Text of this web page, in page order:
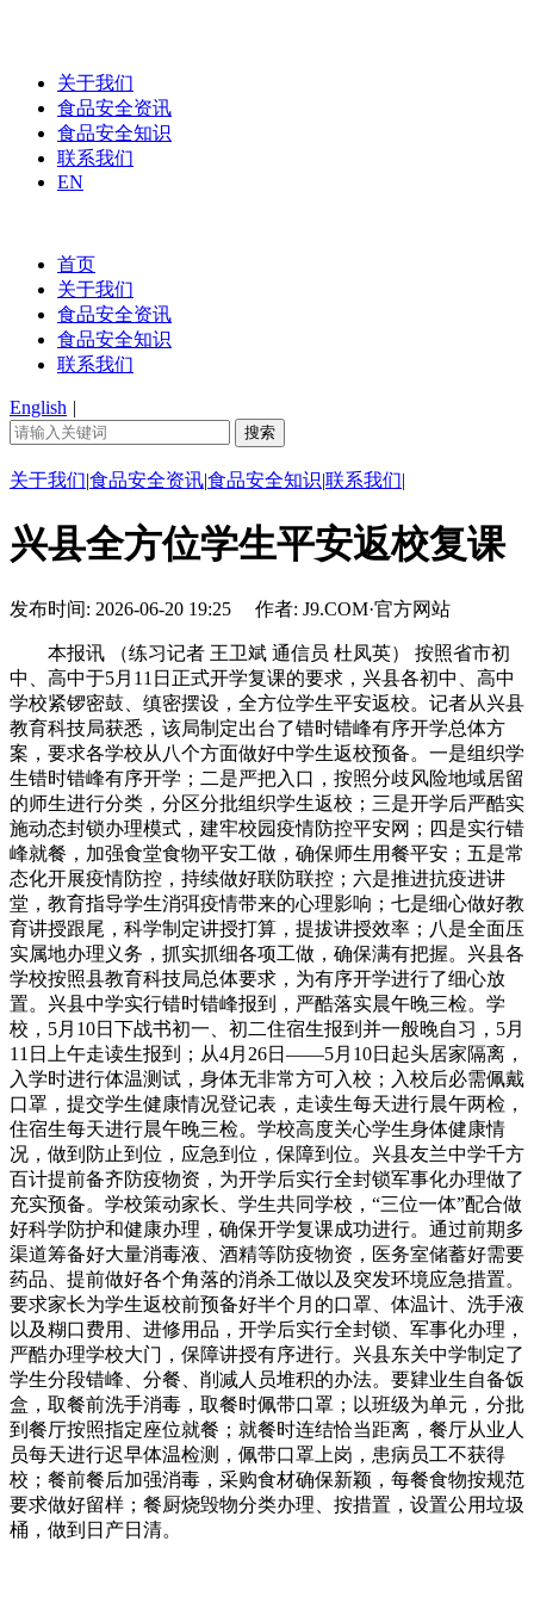
关于我们
食品安全资讯
食品安全知识
联系我们
EN
首页
关于我们
食品安全资讯
食品安全知识
联系我们
English |
关于我们|食品安全资讯|食品安全知识|联系我们|
兴县全方位学生平安返校复课
发布时间: 2026-06-20 19:25 作者: J9.COM·官方网站
本报讯 （练习记者 王卫斌 通信员 杜凤英） 按照省市初
中、高中于5月11日正式开学复课的要求，兴县各初中、高中
学校紧锣密鼓、缜密摆设，全方位学生平安返校。记者从兴县
教育科技局获悉，该局制定出台了错时错峰有序开学总体方
案，要求各学校从八个方面做好中学生返校预备。一是组织学
生错时错峰有序开学；二是严把入口，按照分歧风险地域居留
的师生进行分类，分区分批组织学生返校；三是开学后严酷实
施动态封锁办理模式，建牢校园疫情防控平安网；四是实行错
峰就餐，加强食堂食物平安工做，确保师生用餐平安；五是常
态化开展疫情防控，持续做好联防联控；六是推进抗疫进讲
堂，教育指导学生消弭疫情带来的心理影响；七是细心做好教
育讲授跟尾，科学制定讲授打算，提拔讲授效率；八是全面压
实属地办理义务，抓实抓细各项工做，确保满有把握。兴县各
学校按照县教育科技局总体要求，为有序开学进行了细心放
置。兴县中学实行错时错峰报到，严酷落实晨午晚三检。学
校，5月10日下战书初一、初二住宿生报到并一般晚自习，5月
11日上午走读生报到；从4月26日——5月10日起头居家隔离，
入学时进行体温测试，身体无非常方可入校；入校后必需佩戴
口罩，提交学生健康情况登记表，走读生每天进行晨午两检，
住宿生每天进行晨午晚三检。学校高度关心学生身体健康情
况，做到防止到位，应急到位，保障到位。兴县友兰中学千方
百计提前备齐防疫物资，为开学后实行全封锁军事化办理做了
充实预备。学校策动家长、学生共同学校，“三位一体”配合做
好科学防护和健康办理，确保开学复课成功进行。通过前期多
渠道筹备好大量消毒液、酒精等防疫物资，医务室储蓄好需要
药品、提前做好各个角落的消杀工做以及突发环境应急措置。
要求家长为学生返校前预备好半个月的口罩、体温计、洗手液
以及糊口费用、进修用品，开学后实行全封锁、军事化办理，
严酷办理学校大门，保障讲授有序进行。兴县东关中学制定了
学生分段错峰、分餐、削减人员堆积的办法。要肄业生自备饭
盒，取餐前洗手消毒，取餐时佩带口罩；以班级为单元，分批
到餐厅按照指定座位就餐；就餐时连结恰当距离，餐厅从业人
员每天进行迟早体温检测，佩带口罩上岗，患病员工不获得
校；餐前餐后加强消毒，采购食材确保新颖，每餐食物按规范
要求做好留样；餐厨烧毁物分类办理、按措置，设置公用垃圾
桶，做到日产日清。